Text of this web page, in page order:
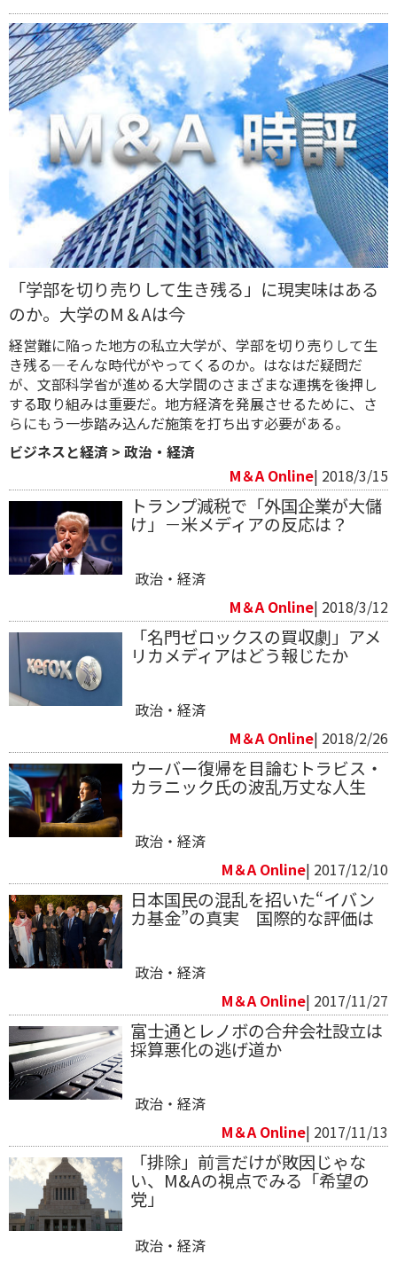
「学部を切り売りして生き残る」に現実味はある
のか。大学のM＆Aは今
​経営難に陥った地方の私立大学が、学部を切り売りして生
き残る―そんな時代がやってくるのか。はなはだ疑問だ
が、文部科学省が進める大学間のさまざまな連携を後押し
する取り組みは重要だ。地方経済を発展させるために、さ
らにもう一歩踏み込んだ施策を打ち出す必要がある。
ビジネスと経済 > 政治・経済
M＆A Online| 2018/3/15
トランプ減税で「外国企業が大儲
け」－米メディアの反応は？
政治・経済
M＆A Online| 2018/3/12
「名門ゼロックスの買収劇」アメ
リカメディアはどう報じたか
政治・経済
M＆A Online| 2018/2/26
ウーバー復帰を目論むトラビス・
カラニック氏の波乱万丈な人生
政治・経済
M＆A Online| 2017/12/10
日本国民の混乱を招いた“イバン
カ基金”の真実 国際的な評価は
政治・経済
M＆A Online| 2017/11/27
富士通とレノボの合弁会社設立は
採算悪化の逃げ道か
政治・経済
M＆A Online| 2017/11/13
「排除」前言だけが敗因じゃな
い、M&Aの視点でみる「希望の
党」
政治・経済